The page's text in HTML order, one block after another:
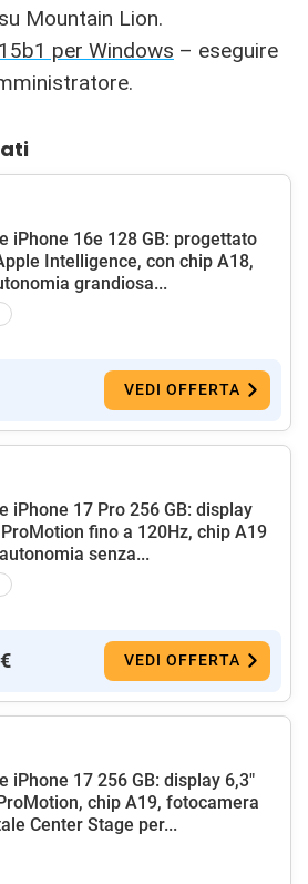
Mountain Lion.
per Windows – eseguire
iPhone 16e 128 GB: progettato
Intelligence, con chip A18,
grandiosa...
VEDI OFFERTA
iPhone 17 Pro 256 GB: display
fino a 120Hz, chip A19
senza...
VEDI OFFERTA
iPhone 17 256 GB: display 6,3"
chip A19, fotocamera
Center Stage per...